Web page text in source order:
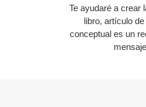
Te ayudaré a crear
libro, artículo
conceptual es un